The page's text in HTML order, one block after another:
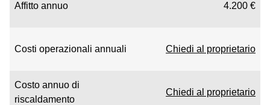
Affitto annuo 4.200 €
Costi operazionali annuali Chiedi al proprietario
Costo annuo di
riscaldamento
Chiedi al proprietario